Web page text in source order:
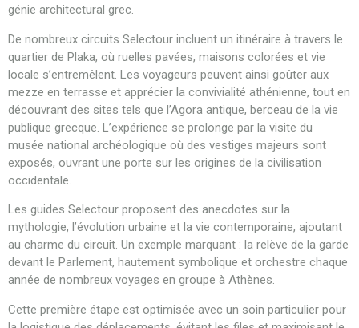
génie architectural grec.
De nombreux circuits Selectour incluent un itinéraire à travers le
quartier de Plaka, où ruelles pavées, maisons colorées et vie
locale s’entremêlent. Les voyageurs peuvent ainsi goûter aux
mezze en terrasse et apprécier la convivialité athénienne, tout en
découvrant des sites tels que l’Agora antique, berceau de la vie
publique grecque. L’expérience se prolonge par la visite du
musée national archéologique où des vestiges majeurs sont
exposés, ouvrant une porte sur les origines de la civilisation
occidentale.
Les guides Selectour proposent des anecdotes sur la
mythologie, l’évolution urbaine et la vie contemporaine, ajoutant
au charme du circuit. Un exemple marquant : la relève de la garde
devant le Parlement, hautement symbolique et orchestre chaque
année de nombreux voyages en groupe à Athènes.
Cette première étape est optimisée avec un soin particulier pour